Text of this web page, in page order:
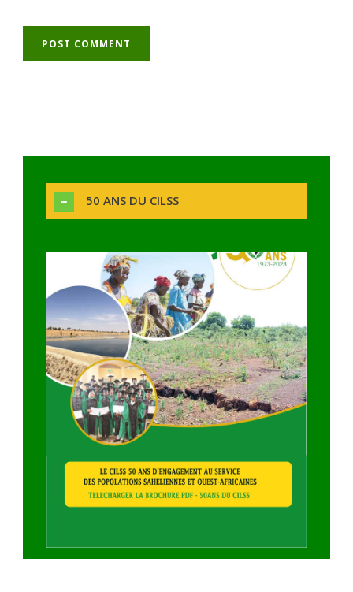
50 ANS DU CILSS